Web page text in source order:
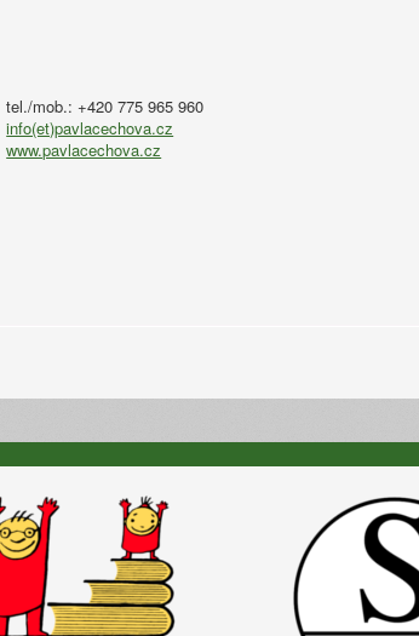
tel./mob.: +420 775 965 960
info(et)pavlacechova.cz
www.pavlacechova.cz